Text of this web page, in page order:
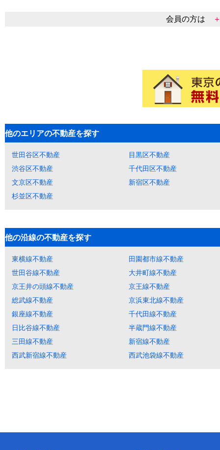
会員の方は
他のエリアの不動産を探す
世田谷区不動産
渋谷区不動産
文京区不動産
杉並区不動産
目黒区不動産
千代田区不動産
新宿区不動産
他の沿線の不動産を探す
東横線不動産
世田谷線不動産
京王井の頭線不動産
総武線不動産
銀座線不動産
日比谷線不動産
三田線不動産
西武新宿線不動産
田園都市線不動産
大井町線不動産
京王線不動産
京浜東北線不動産
千代田線不動産
半蔵門線不動産
新宿線不動産
西武池袋線不動産